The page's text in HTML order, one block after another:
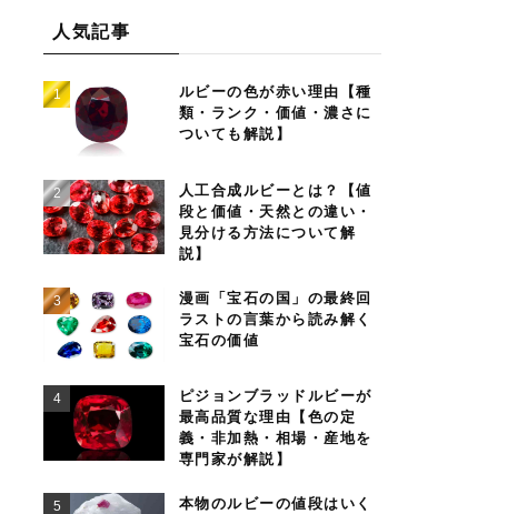
人気記事
ルビーの色が赤い理由【種
類・ランク・価値・濃さに
ついても解説】
人工合成ルビーとは？【値
段と価値・天然との違い・
見分ける方法について解
説】
漫画「宝石の国」の最終回
ラストの言葉から読み解く
宝石の価値
ピジョンブラッドルビーが
最高品質な理由【色の定
義・非加熱・相場・産地を
専門家が解説】
本物のルビーの値段はいく